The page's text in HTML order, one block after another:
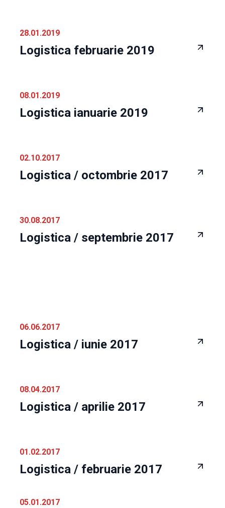
28.01.2019
Logistica februarie 2019
08.01.2019
Logistica ianuarie 2019
02.10.2017
Logistica / octombrie 2017
30.08.2017
Logistica / septembrie 2017
06.06.2017
Logistica / iunie 2017
08.04.2017
Logistica / aprilie 2017
01.02.2017
Logistica / februarie 2017
05.01.2017